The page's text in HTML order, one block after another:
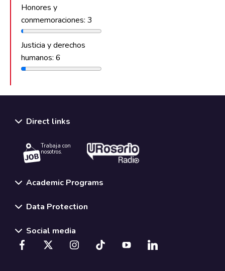
Honores y
conmemoraciones: 3
Justicia y derechos
humanos: 6
Direct links
Trabaja con
nosotros.
Academic Programs
Data Protection
Social media